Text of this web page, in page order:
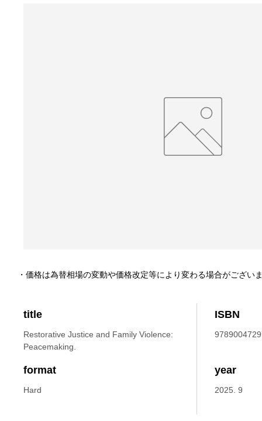
title
Restorative Justice and Family Violence:
Peacemaking.
ISBN
format
Hard
year
2025. 9
・価格は為替相場の変動や価格改定等により変わる場合がござい